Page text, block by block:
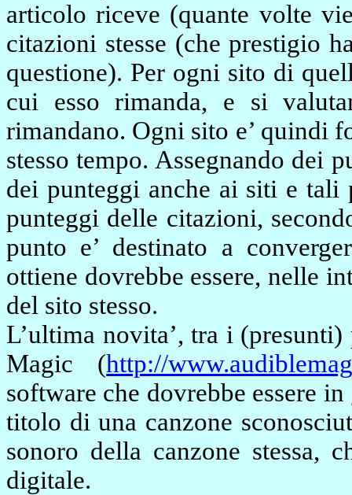
articolo riceve (quante volte
citazioni stesse (che prestigio
questione). Per ogni sito di
cui esso rimanda, e si
rimandano. Ogni sito e’ quindi
stesso tempo. Assegnando dei
dei punteggi anche ai siti e
punteggi delle citazioni,
punto e’ destinato a
ottiene dovrebbe essere, nelle
del sito stesso.
L’ultima novita’, tra i (presunti)
Magic (http://
software che dovrebbe essere
titolo di una canzone
sonoro della canzone stessa,
digitale.